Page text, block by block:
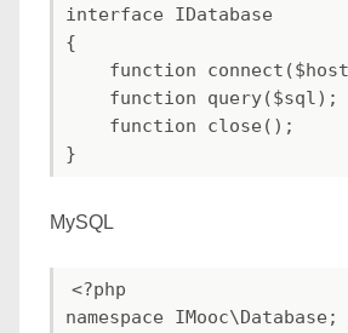
interface IDatabase
{
function
    function query($sql);
    function close();
MySQL
<?php
namespace IMooc\Database;